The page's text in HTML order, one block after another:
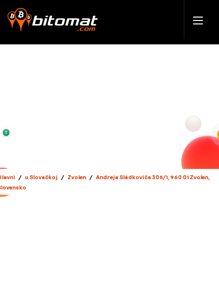
/ u Slovačkoj / Zvolen / Andreja Sládkoviča 305/1, 960 01 Zvolen,